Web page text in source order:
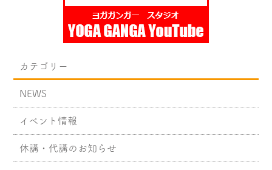
カテゴリー
NEWS
イベント情報
休講・代講のお知らせ